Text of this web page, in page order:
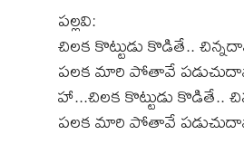
పల్లవి:
చిలక కొట్టుడు కొడితే..
పలక మారి పోతావే
హా...చిలక కొట్టుడు కొడితే..
పలక మారి పోతావే